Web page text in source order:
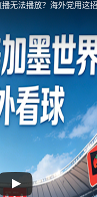
无法播放？海外党用这